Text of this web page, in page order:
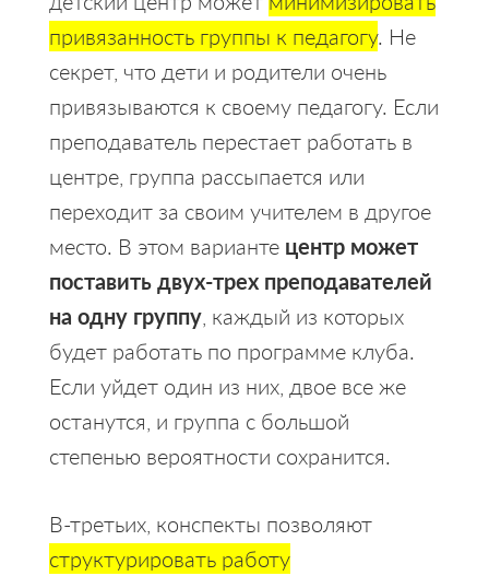
привязанность группы к педагогу. Не
секрет, что дети и родители очень
привязываются к своему педагогу. Если
преподаватель перестает работать в
центре, группа рассыпается или
переходит за своим учителем в другое
место. В этом варианте центр может
поставить двух-трех преподавателей
на одну группу, каждый из которых
будет работать по программе клуба.
Если уйдет один из них, двое все же
останутся, и группа с большой
степенью вероятности сохранится.
В-третьих, конспекты позволяют
структурировать работу